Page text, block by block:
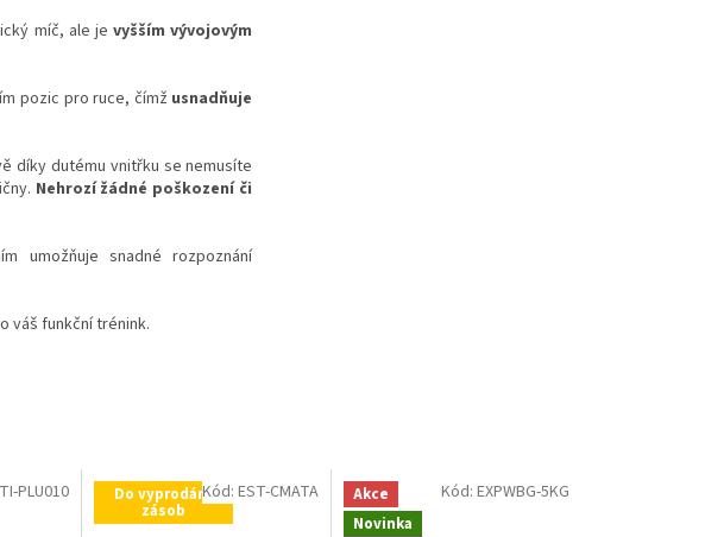
TI-PLU010 Do vyprodání
zásob
Kód:EST-CMATA
Akce
Novinka
Kód: EXPWBG-5KG
míč, ale jevyšším vývojovým
pozic pro ruce, čímž usnadňuje
díky dutému vnitřku se nemusíte
Nehrozí žádné poškození či
umožňuje snadné rozpoznání
váš funkční trénink.